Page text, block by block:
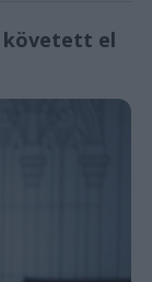
követett el